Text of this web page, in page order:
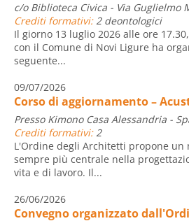
c/o Biblioteca Civica - Via Guglielmo
Crediti formativi:2 deontologici
Il giorno 13 luglio 2026 alle ore
con il Comune di Novi Ligure ha
seguente...
09/07/2026
Corso di aggiornamento –
Presso Kimono Casa Alessandria -
Crediti formativi:2
L'Ordine degli Architetti propone
sempre più centrale nella
vita e di lavoro. Il...
26/06/2026
Convegno organizzato